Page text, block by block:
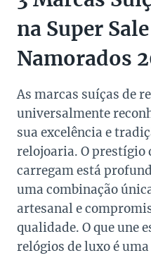
na Super
Namorados
As marcas suíças de
universalmente
sua excelência e
relojoaria. O prestígio
carregam está
uma combinação
artesanal e
qualidade. O que une
relógios de luxo é